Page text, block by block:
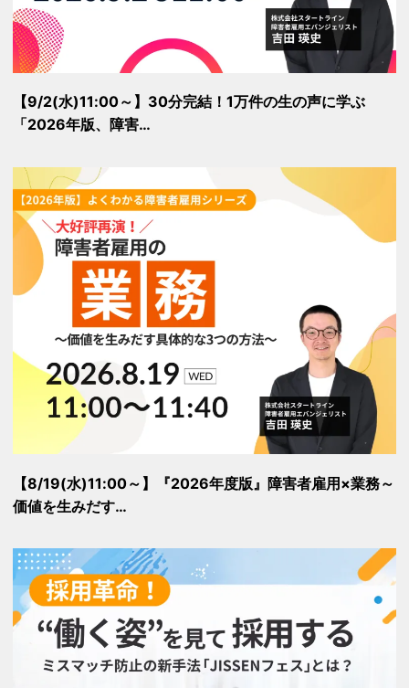
【9/2(水)11:00～】30分完結！1万件の生の声に学ぶ
「2026年版、障害…
【8/19(水)11:00～】『2026年度版』障害者雇用×業務～
価値を生みだす…